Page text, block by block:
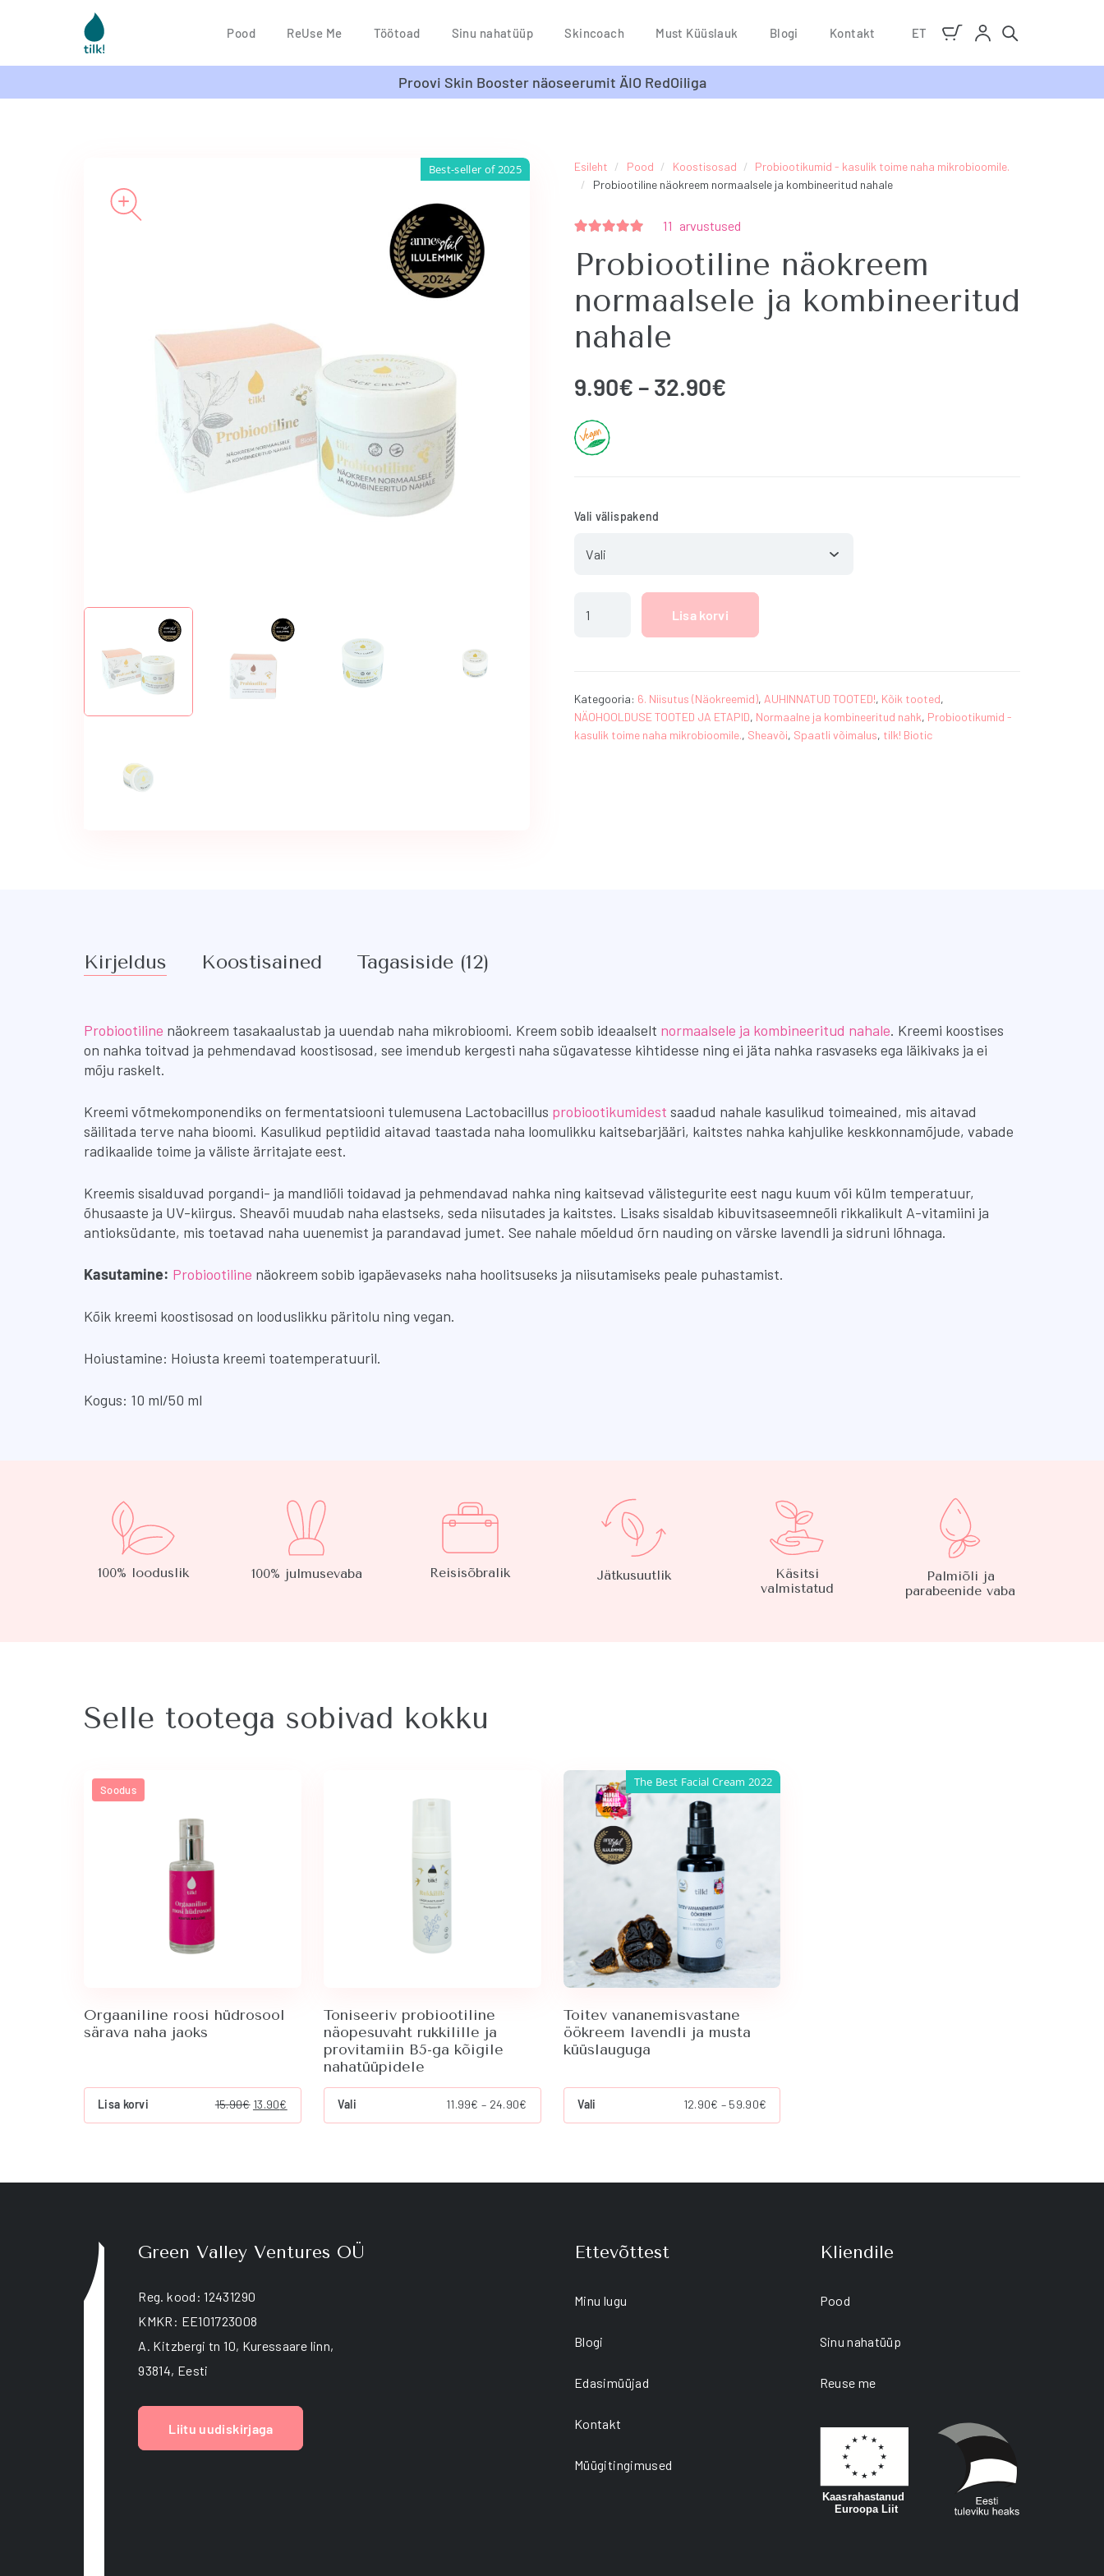
Pood ReUse Me Töötoad Sinu nahatüüp Skincoach Must Küüslauk Blogi Kontakt ET
Proovi Skin Booster näoseerumit ÄIO RedOiliga
Best-seller of 2025 Esileht / Pood / Koostisosad /
Probiootikumid - kasulik toime naha mikrobioomile.
/
Probiootiline näokreem normaalsele ja kombineeritud nahale
11 arvustused
Probiootiline näokreem
normaalsele ja kombineeritud
nahale
9.90€ – 32.90€
Vali välispakend
Probiootiline
näokreem
normaalsele
nahale
kogus
Lisa korvi
Kategooria: 6. Niisutus (Näokreemid), AUHINNATUD TOOTED!, Kõik tooted,
NÄOHOOLDUSE TOOTED JA ETAPID, Normaalne ja kombineeritud nahk, Probiootikumid -
kasulik toime naha mikrobioomile., Sheavõi, Spaatli võimalus, tilk! Biotic
Kirjeldus Koostisained Tagasiside (12)
Probiootiline näokreem tasakaalustab ja uuendab naha mikrobioomi. Kreem sobib ideaalselt normaalsele ja kombineeritud nahale. Kreemi koostises
on nahka toitvad ja pehmendavad koostisosad, see imendub kergesti naha sügavatesse kihtidesse ning ei jäta nahka rasvaseks ega läikivaks ja ei
mõju raskelt.
Kreemi võtmekomponendiks on fermentatsiooni tulemusena Lactobacillus probiootikumidest saadud nahale kasulikud toimeained, mis aitavad
säilitada terve naha bioomi. Kasulikud peptiidid aitavad taastada naha loomulikku kaitsebarjääri, kaitstes nahka kahjulike keskkonnamõjude, vabade
radikaalide toime ja väliste ärritajate eest.
Kreemis sisalduvad porgandi- ja mandliõli toidavad ja pehmendavad nahka ning kaitsevad välistegurite eest nagu kuum või külm temperatuur,
õhusaaste ja UV-kiirgus. Sheavõi muudab naha elastseks, seda niisutades ja kaitstes. Lisaks sisaldab kibuvitsaseemneõli rikkalikult A-vitamiini ja
antioksüdante, mis toetavad naha uuenemist ja parandavad jumet. See nahale mõeldud õrn nauding on värske lavendli ja sidruni lõhnaga.
Kasutamine: Probiootiline näokreem sobib igapäevaseks naha hoolitsuseks ja niisutamiseks peale puhastamist.
Kõik kreemi koostisosad on looduslikku päritolu ning vegan.
Hoiustamine: Hoiusta kreemi toatemperatuuril.
Kogus: 10 ml/50 ml
100% looduslik 100% julmusevaba Reisisõbralik Jätkusuutlik
Käsitsi
valmistatud
Palmiõli ja
parabeenide vaba
Selle tootega sobivad kokku
Soodus
Orgaaniline roosi hüdrosool
särava naha jaoks
Lisa korvi 15.90€ Algne
13.90€
price
Toniseeriv probiootiline
näopesuvaht rukkilille ja
provitamiin B5-ga kõigile
nahatüüpidele
ValiThis
product
on
11.99€ – 24.90€
range:
The Best Facial Cream 2022
Toitev vananemisvastane
öökreem lavendli ja musta
küüslauguga
Vali
product
on
page
12.90€ – 59.90€
range:
Green Valley Ventures OÜ
Reg. kood: 12431290
KMKR: EE101723008
A. Kitzbergi tn 10, Kuressaare linn,
93814, Eesti
Liitu uudiskirjaga
Ettevõttest
Minu lugu
Blogi
Edasimüüjad
Kontakt
Müügitingimused
Kliendile
Pood
Sinu nahatüüp
Reuse me